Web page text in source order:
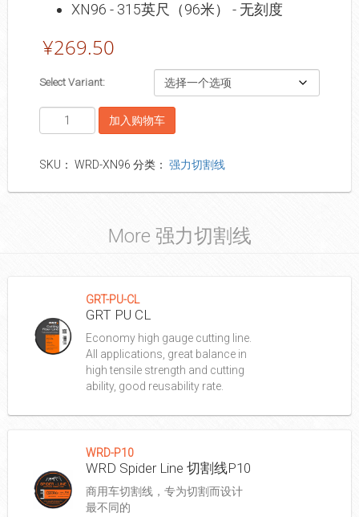
XN96 - 315英尺（96米） - 无刻度
¥269.50
Select Variant:
量
加入购物车
SKU： WRD-XN96 分类： 强力切割线
More 强力切割线
GRT-PU-CL
GRT PU CL
Economy high gauge cutting line.
All applications, great balance in
high tensile strength and cutting
ability, good reusability rate.
WRD-P10
WRD Spider Line 切割线P10
商用车切割线，专为切割而设计
最不同的